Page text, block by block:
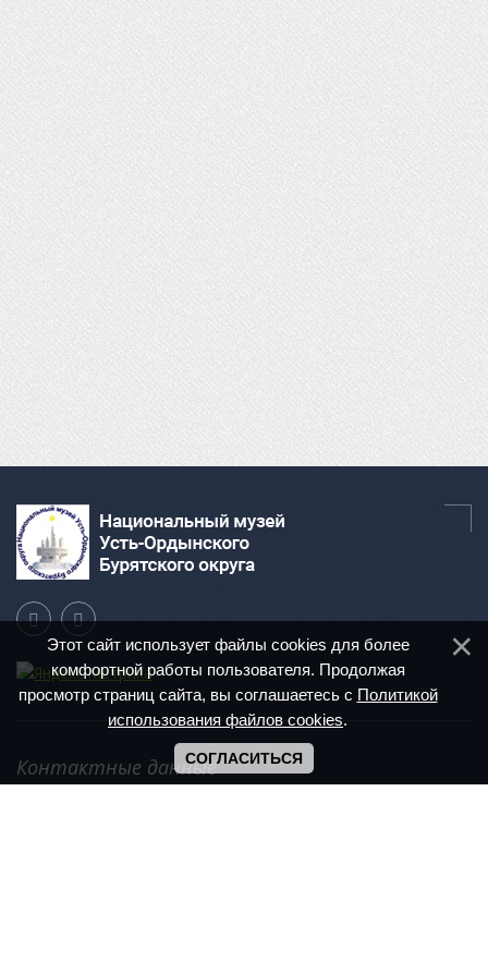
Контактные данные
Этот сайт использует файлы cookies для более
комфортной работы пользователя. Продолжая
просмотр страниц сайта, вы соглашаетесь с Политикой
использования файлов cookies.
СОГЛАСИТЬСЯ